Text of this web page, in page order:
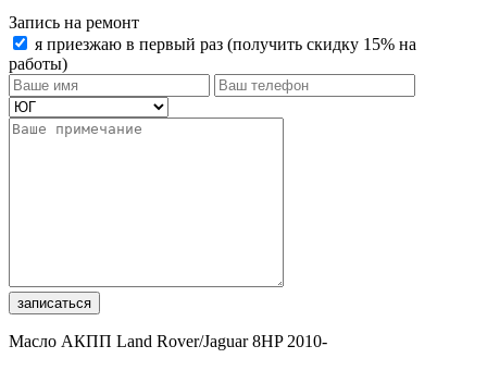
Запись на ремонт
я приезжаю в первый раз (получить скидку 15% на
работы)
записаться
Масло АКПП Land Rover/Jaguar 8HP 2010-